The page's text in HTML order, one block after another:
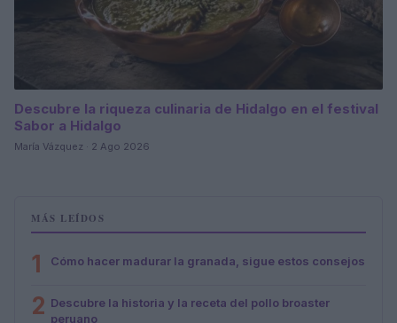
Descubre la riqueza culinaria de Hidalgo en el festival
Sabor a Hidalgo
María Vázquez · 2 Ago 2026
MÁS LEÍDOS
1 Cómo hacer madurar la granada, sigue estos consejos
2 Descubre la historia y la receta del pollo broaster
peruano